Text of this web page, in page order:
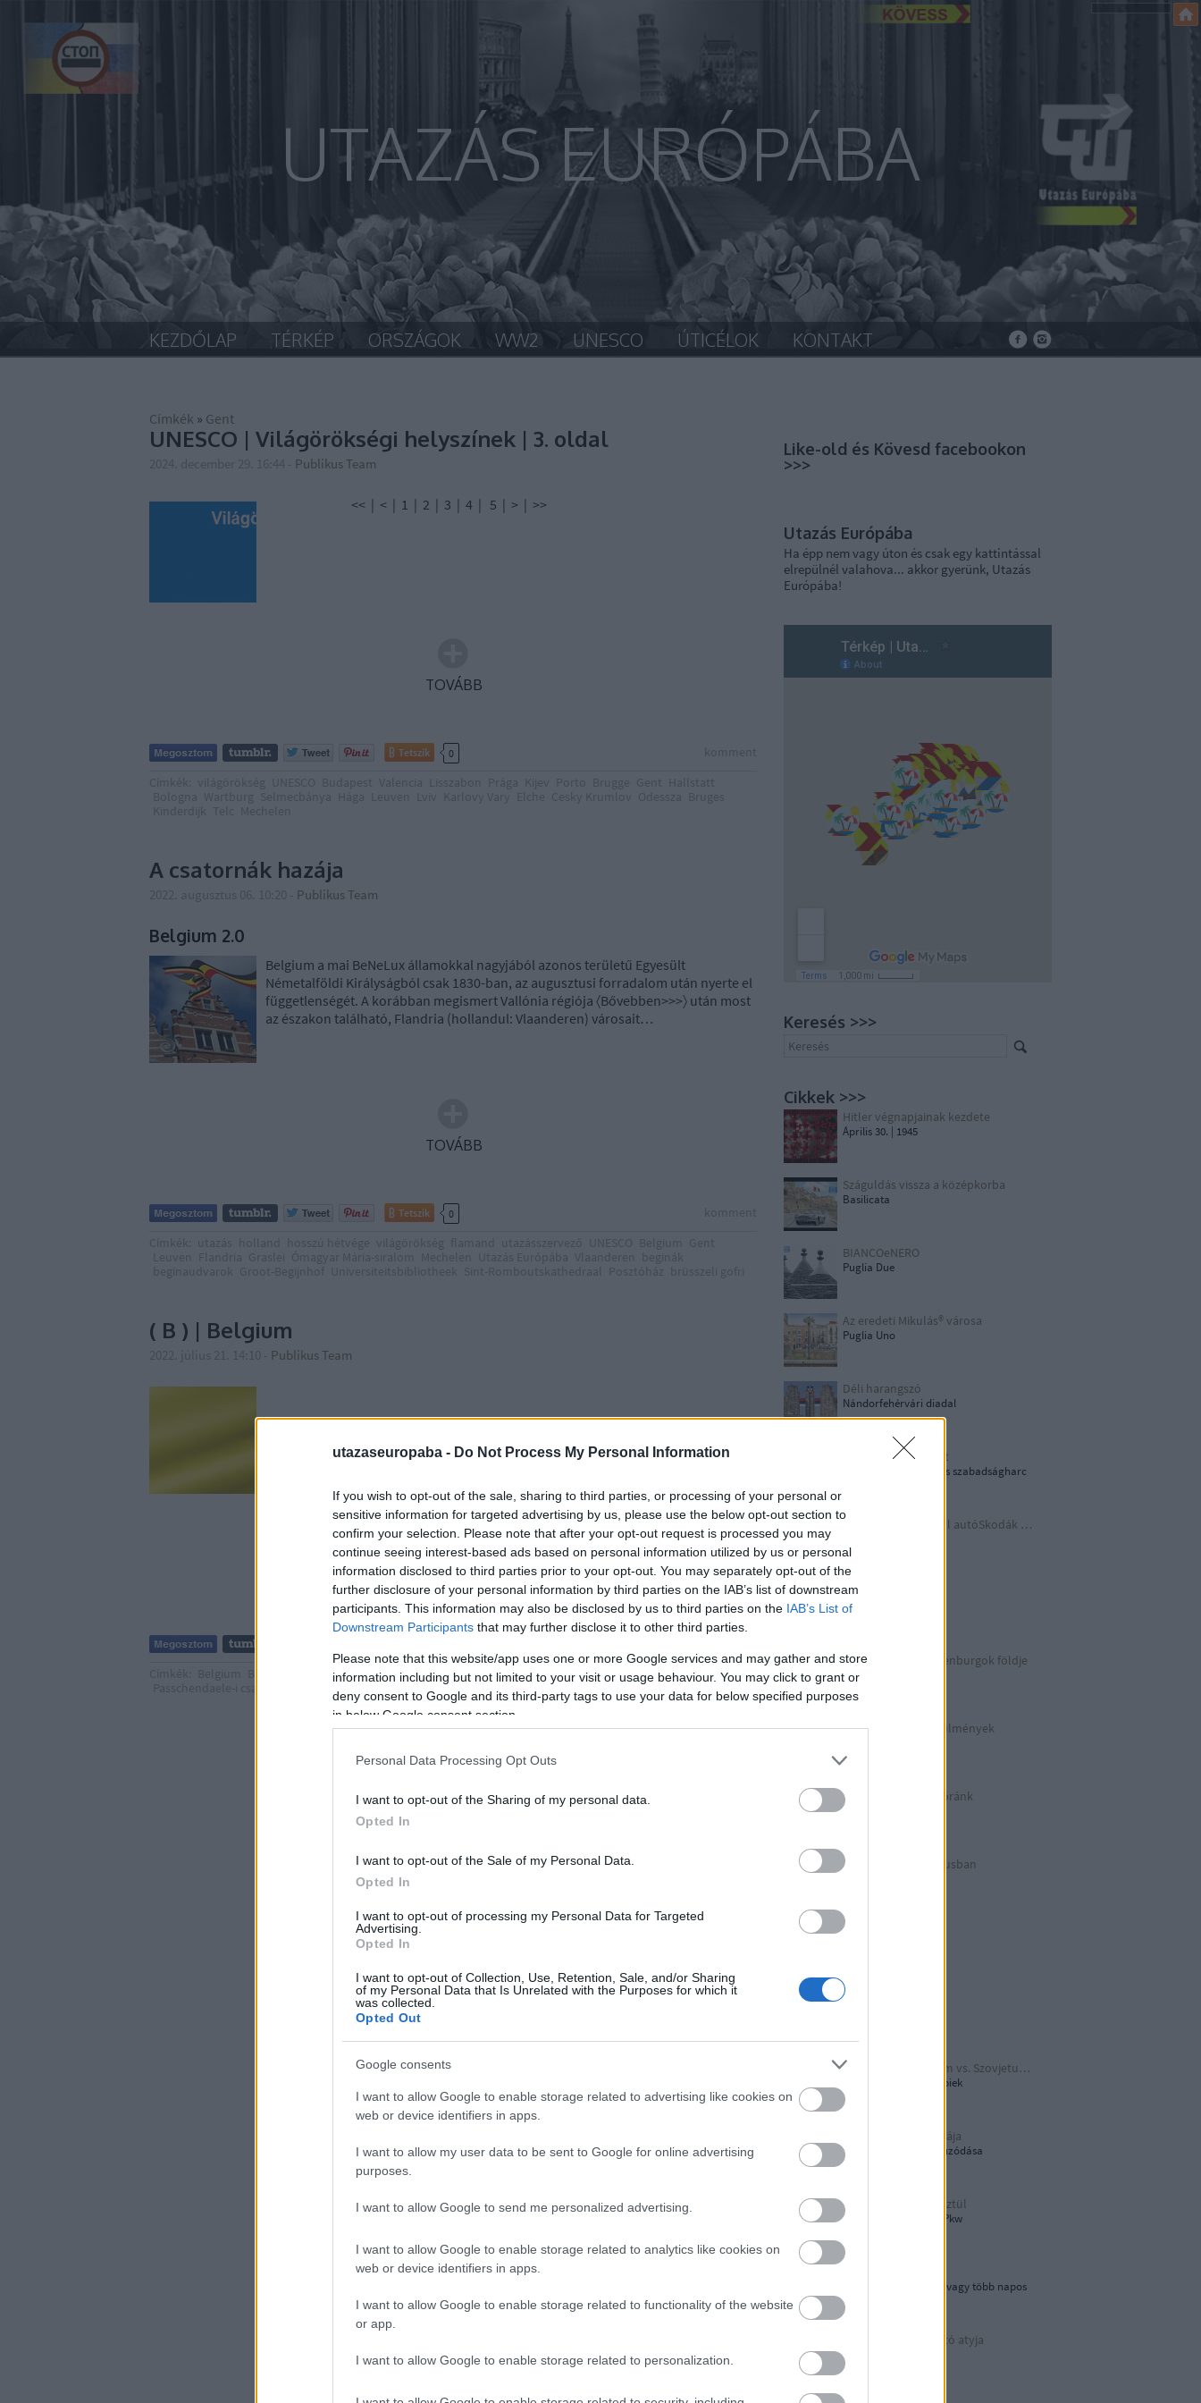
utazaseuropaba - Do Not Process My Personal Information
If you wish to opt-out of the sale, sharing to third parties, or processing of your personal or
sensitive information for targeted advertising by us, please use the below opt-out section to
confirm your selection. Please note that after your opt-out request is processed you may
continue seeing interest-based ads based on personal information utilized by us or personal
information disclosed to third parties prior to your opt-out. You may separately opt-out of the
further disclosure of your personal information by third parties on the IAB’s list of downstream
participants. This information may also be disclosed by us to third parties on the IAB’s List of
Downstream Participants that may further disclose it to other third parties.
Please note that this website/app uses one or more Google services and may gather and store
information including but not limited to your visit or usage behaviour. You may click to grant or
deny consent to Google and its third-party tags to use your data for below specified purposes
in below Google consent section.
Personal Data Processing Opt Outs
I want to opt-out of the Sharing of my personal data.
Opted In
I want to opt-out of the Sale of my Personal Data.
Opted In
I want to opt-out of processing my Personal Data for Targeted
Advertising.
Opted In
I want to opt-out of Collection, Use, Retention, Sale, and/or Sharing
of my Personal Data that Is Unrelated with the Purposes for which it
was collected.
Opted Out
Google consents
I want to allow Google to enable storage related to advertising like cookies on
web or device identifiers in apps.
I want to allow my user data to be sent to Google for online advertising
purposes.
I want to allow Google to send me personalized advertising.
I want to allow Google to enable storage related to analytics like cookies on
web or device identifiers in apps.
I want to allow Google to enable storage related to functionality of the website
or app.
I want to allow Google to enable storage related to personalization.
UTAZÁS EURÓPÁBA
KEZDŐLAP TÉRKÉP ORSZÁGOK WW2 UNESCO ÚTICÉLOK KONTAKT
Címkék » Gent
UNESCO | Világörökségi helyszínek | 3. oldal
Publikus Team
<< | < | 1 | 2 | 3 | 4 | 5 | > | >>
TOVÁBB
Tetszik 0
A csatornák hazája
Publikus Team
Belgium 2.0
Belgium a mai BeNeLux államokkal nagyjából azonos területű Egyesült
Németalföldi Királyságból csak 1830-ban, az augusztusi forradalom után nyerte el
függetlenségét. A korábban megismert Vallónia régiója 〈Bővebben>>>〉 után most
az északon található, Flandria (hollandul: Vlaanderen) városait…
TOVÁBB
Tetszik 0
( B ) | Belgium
Publikus Team
TOVÁBB
Oostende Gent Leuven Antwerpen Dunkerque Bruges Bastogne Mechelen
Bredene
Like-old és Kövesd facebookon
>>>
Utazás Európába
Ha épp nem vagy úton és csak egy kattintással
elrepülnél valahova... akkor gyerünk, Utazás
Európába!
Keresés >>>
Cikkek >>>
Hitler végnapjainak kezdete
Április 30. | 1945
Száguldás vissza a középkorba
Basilicata
BIANCOeNERO
Puglia Due
Az eredeti Mikulás® városa
Puglia Uno
Déli harangszó
Nándorfehérvári diadal
1956: Akkor és most
1956-os forradalom és szabadságharc
Időutazás a szocreál autóSkodák világába
Germania
Berlin 2. rész
Irány észak, a Guldenburgok földje
Észak-Németország
Halálos munkakörülmények
Berlinben ütött az óránk
Berlin 1. rész
Halálos listázás luxusban
Hitler első drónja
Honecker bosszúja
Harmadik Birodalom vs. Szovjetunió
A Katyusa meg a többiek
A hamburger őshazája
80 éves újjáépítés elhúzódása
Tökön-babon keresztül
Wehrmacht Einheits-Pkw
Egynapos kirándulás vagy több napos
városnézés
Az áramvonalas autó atyja
Járay Pál